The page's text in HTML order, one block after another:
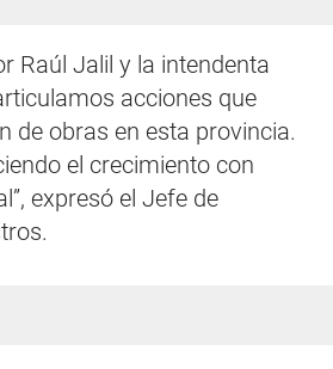
Raúl Jalil y la intendenta
acciones que
de obras en esta provincia.
el crecimiento con
expresó el Jefe de